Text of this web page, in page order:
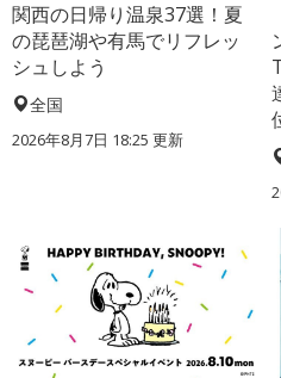
関西の日帰り温泉37選！夏
の琵琶湖や有馬でリフレッ
シュしよう
全国
2026年8月7日 18:25 更新